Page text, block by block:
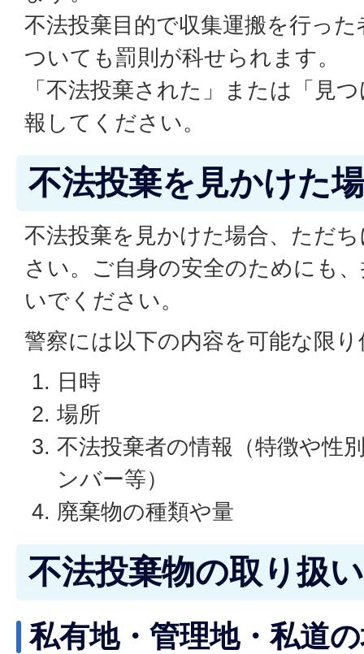
不法投棄目的で収集運搬を行っ
ついても罰則が科せられます。
「不法投棄された」または「見
報してください。
不法投棄を見かけた
不法投棄を見かけた場合、ただ
さい。ご自身の安全のためにも
いでください。
警察には以下の内容を可能な限
日時
場所
不法投棄者の情報（特徴や性
ンバー等）
廃棄物の種類や量
不法投棄物の取り扱
私有地・管理地・私道